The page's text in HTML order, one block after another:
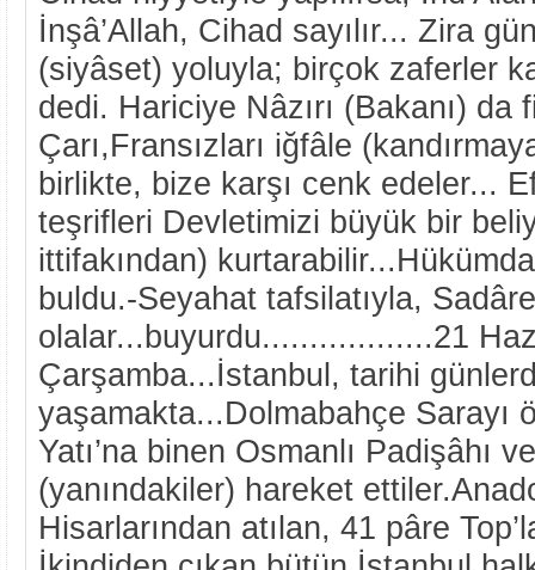
İnşâ’Allah, Cihad sayılır... Zira
(siyâset) yoluyla; birçok zaferler
dedi. Hariciye Nâzırı (Bakanı)
Çarı,Fransızları iğfâle
birlikte, bize karşı cenk edeler...
teşrifleri Devletimizi büyük bir
ittifakından)
buldu.-Seyahat tafsilatıyla,
olalar...buyurdu..................21
Çarşamba...İstanbul, tarihi
yaşamakta...Dolmabahçe Sarayı
Yatı’na binen Osmanlı Padişâhı
(yanındakiler) hareket
Hisarlarından atılan, 41 pâre